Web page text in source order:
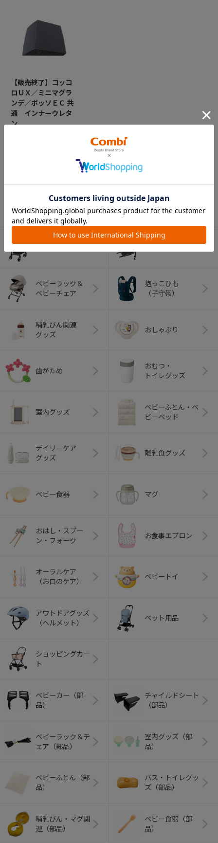
【販売終了】コッコ
ロＵＸ／ミニマグラ
ンデ／ポッソＥＣ 共
通 インナーウレタ
ン
CATEGORY
カテゴリー
（コンビ）
ベビーラック＆
ベビーチェア
抱っこひも
（子守帯）
哺乳びん関連
グッズ
おしゃぶり
歯がため
おむつ・
トイレグッズ
室内グッズ
ベビーふとん・ベ
ビーベッド
デイリーケア
グッズ
離乳食グッズ
ベビー食器 マグ
おはし・スプー
ン・フォーク
お食事エプロン
オーラルケア
（お口のケア）
ベビートイ
アウトドアグッズ
（ヘルメット）
ペット用品
ショッピングカー
ト
ベビーカー（部
品）
チャイルドシート
（部品）
ベビーラック＆チ
ェア（部品）
室内グッズ（部
品）
ベビーふとん（部
品）
バス・トイレグッ
ズ（部品）
哺乳びん・マグ関
連（部品）
ベビー食器（部
品）